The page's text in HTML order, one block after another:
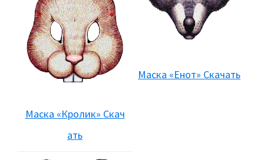
Маска «Кролик» Скач
ать
Маска «Енот» Скачать